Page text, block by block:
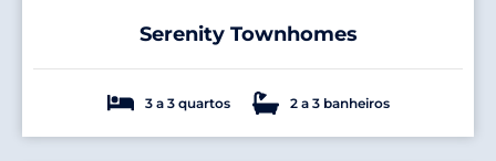
Serenity Townhomes
3 a 3 quartos 2 a 3 banheiros